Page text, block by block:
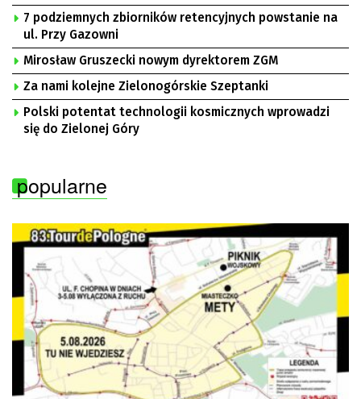
7 podziemnych zbiorników retencyjnych powstanie na
ul. Przy Gazowni
Mirosław Gruszecki nowym dyrektorem ZGM
Za nami kolejne Zielonogórskie Szeptanki
Polski potentat technologii kosmicznych wprowadzi
się do Zielonej Góry
popularne